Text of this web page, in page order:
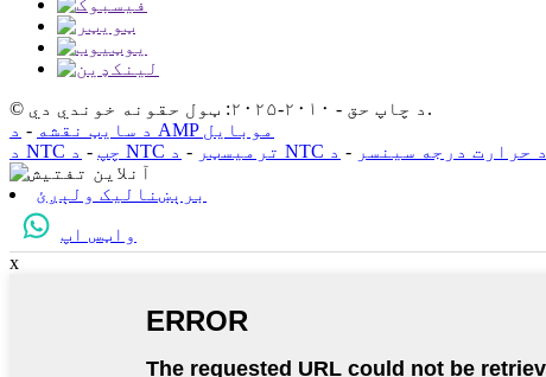
© د چاپ حق - ۲۰۱۰-۲۰۲۵: ټول حقونه خوندي دي.
د سایټ نقشه -
د AMP موبایل
د NTC چپ - د NTC ترمیسټر - د NTC د حرارت درجه سینسر -
برېښنالیک ولېږئ
واټس اپ
x